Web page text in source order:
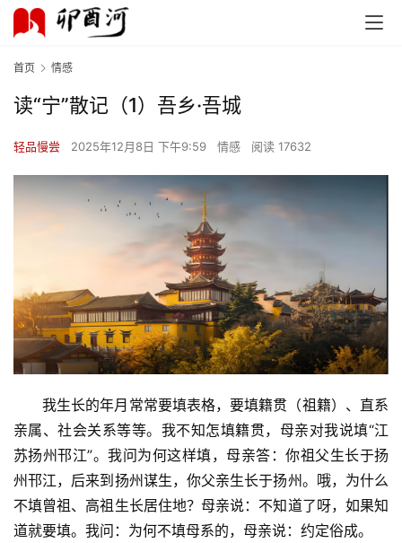
首页 情感
读“宁”散记（1）吾乡·吾城
轻品慢尝 2025年12月8日 下午9:59 情感 阅读 17632
我生长的年月常常要填表格，要填籍贯（祖籍）、直系
亲属、社会关系等等。我不知怎填籍贯，母亲对我说填“江
苏扬州邗江”。我问为何这样填，母亲答：你祖父生长于扬
州邗江，后来到扬州谋生，你父亲生长于扬州。哦，为什么
不填曾祖、高祖生长居住地？母亲说：不知道了呀，如果知
道就要填。我问：为何不填母系的，母亲说：约定俗成。